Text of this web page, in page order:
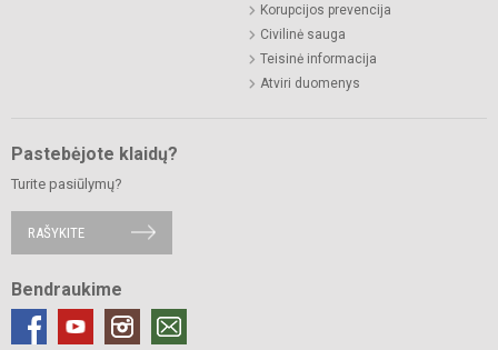
Korupcijos prevencija
Civilinė sauga
Teisinė informacija
Atviri duomenys
Pastebėjote klaidų?
Turite pasiūlymų?
RAŠYKITE
Bendraukime